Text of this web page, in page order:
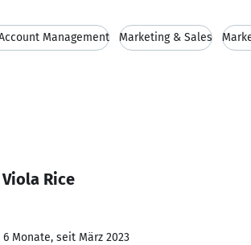
Management Marketing & Sales
Rice
6 Monate, seit März 2023